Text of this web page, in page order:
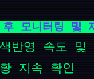
후 모니터링 및
반영 속도 및
지속 확인